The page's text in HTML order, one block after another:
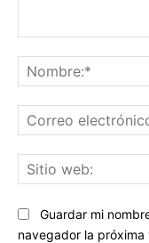
Guardar mi
navegador la